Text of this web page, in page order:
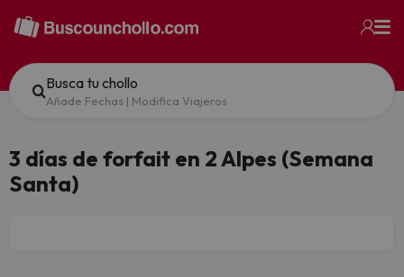
Busca tu chollo
Añade Fechas | Modifica Viajeros
3 días de forfait en 2 Alpes (Semana
Santa)